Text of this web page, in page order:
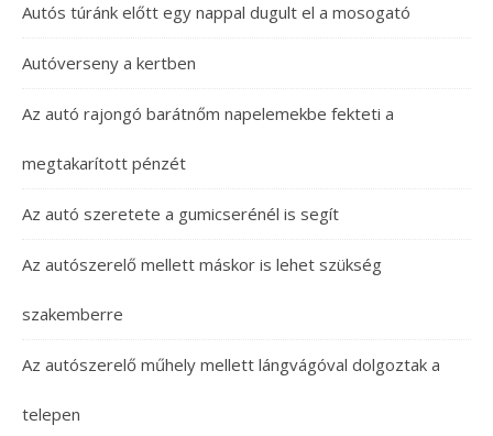
Autós túránk előtt egy nappal dugult el a mosogató
Autóverseny a kertben
Az autó rajongó barátnőm napelemekbe fekteti a
megtakarított pénzét
Az autó szeretete a gumicserénél is segít
Az autószerelő mellett máskor is lehet szükség
szakemberre
Az autószerelő műhely mellett lángvágóval dolgoztak a
telepen